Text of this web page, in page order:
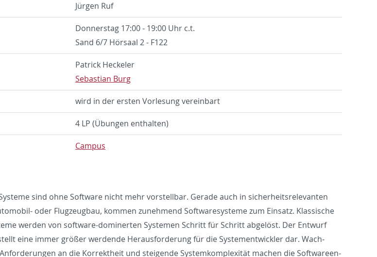
Jürgen Ruf
Don­ner­stag 17:00 - 19:00 Uhr c.t.
Sand 6/7 Hörsaal 2 - F122
Patrick Heck­eler
Se­bas­t­ian Burg
wird in der er­sten Vor­lesung vere­in­bart
4 LP (Übun­gen en­thal­ten)
Cam­pus
sind ohne Soft­ware nicht mehr vorstell­bar. Ger­ade auch in sicher­heit­srel­e­van­ten
oder Flugzeug­bau, kom­men zunehmend Soft­waresys­teme zum Ein­satz. Klas­sis­che
wer­den von soft­ware-domin­erten Sys­te­men Schritt für Schritt abgelöst. Der En­twurf
eine immer größer wer­dende Her­aus­forderung für die Sys­te­men­twick­ler dar. Wach­
an die Ko­r­rek­theit und steigende Sys­temkom­plexität machen die Soft­wa­reen­